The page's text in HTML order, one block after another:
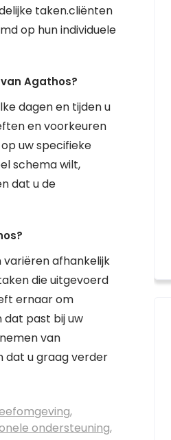
taken.cliënten
op hun individuele
Agathos?
dagen en tijden u
en voorkeuren
uw specifieke
schema wilt,
dat u de
variëren afhankelijk
die uitgevoerd
ernaar om
past bij uw
van
dat u graag verder
,
ondersteuning,